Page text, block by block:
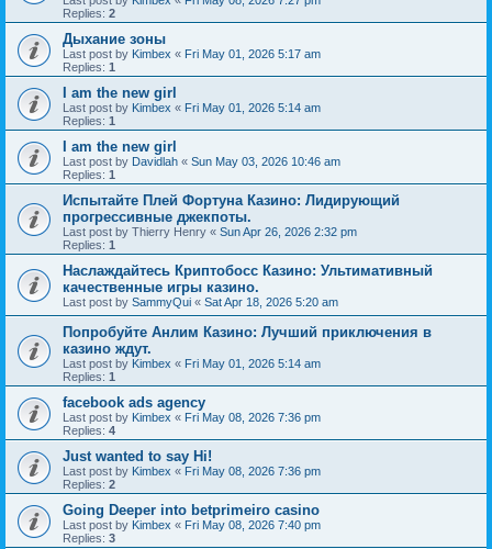
Replies: 2
Дыхание зоны
Last post by Kimbex « Fri May 01, 2026 5:17 am
Replies: 1
I am the new girl
Last post by Kimbex « Fri May 01, 2026 5:14 am
Replies: 1
I am the new girl
Last post by Davidlah « Sun May 03, 2026 10:46 am
Replies: 1
Испытайте Плей Фортуна Казино: Лидирующий
прогрессивные джекпоты.
Last post by Thierry Henry « Sun Apr 26, 2026 2:32 pm
Replies: 1
Наслаждайтесь Криптобосс Казино: Ультимативный
качественные игры казино.
Last post by SammyQui « Sat Apr 18, 2026 5:20 am
Попробуйте Анлим Казино: Лучший приключения в
казино ждут.
Last post by Kimbex « Fri May 01, 2026 5:14 am
Replies: 1
facebook ads agency
Last post by Kimbex « Fri May 08, 2026 7:36 pm
Replies: 4
Just wanted to say Hi!
Last post by Kimbex « Fri May 08, 2026 7:36 pm
Replies: 2
Going Deeper into betprimeiro casino
Last post by Kimbex « Fri May 08, 2026 7:40 pm
Replies: 3